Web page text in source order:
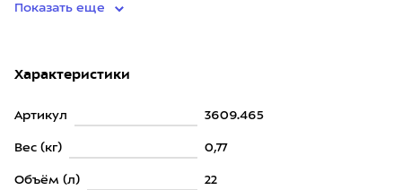
Показать еще
Характеристики
Артикул 3609.465
Вес (кг) 0,77
Объём (л) 22